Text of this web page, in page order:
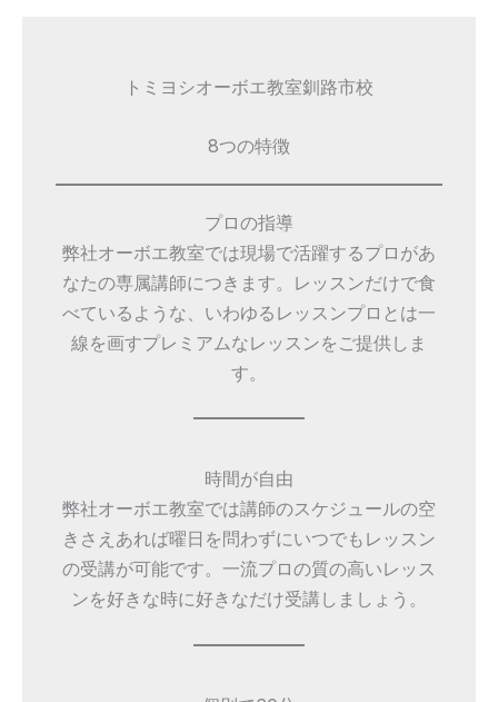
トミヨシオーボエ教室釧路市校
8つの特徴
プロの指導
弊社オーボエ教室では現場で活躍するプロがあ
なたの専属講師につきます。レッスンだけで食
べているような、いわゆるレッスンプロとは一
線を画すプレミアムなレッスンをご提供しま
す。
時間が自由
弊社オーボエ教室では講師のスケジュールの空
きさえあれば曜日を問わずにいつでもレッスン
の受講が可能です。一流プロの質の高いレッス
ンを好きな時に好きなだけ受講しましょう。